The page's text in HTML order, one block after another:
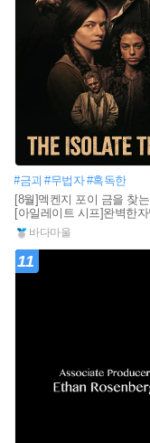
#금괴 #무법자 #혹독한
[8월]멕켄지 포이 금을 찾
[아일레이트 시프]완벽한
바다마울
11